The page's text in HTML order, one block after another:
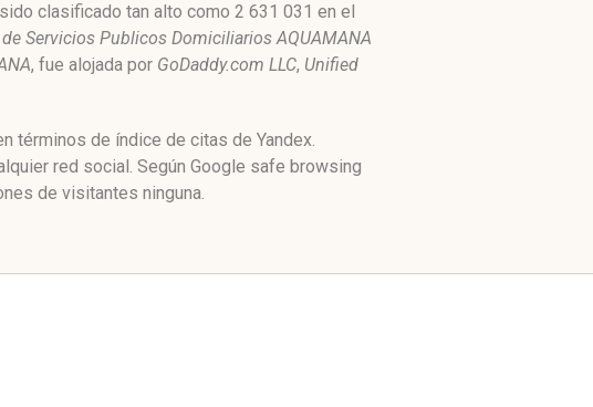
clasificado tan alto como 2 631 031 en el
Servicios Publicos Domiciliarios AQUAMANA
, fue alojada por GoDaddy.com LLC, Unified
términos de índice de citas de Yandex.
red social. Según Google safe browsing
de visitantes ninguna.